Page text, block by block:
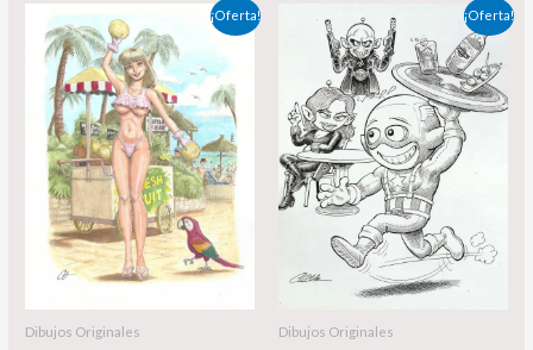
¡Oferta!
Dibujos Originales
precio
original
era:
125,00 €.
precio
actual
es:
70,00 €.
¡Oferta!
Dibujos Originales
El
precio
original
era:
110,00 €.
precio
actual
es:
99,00 €.